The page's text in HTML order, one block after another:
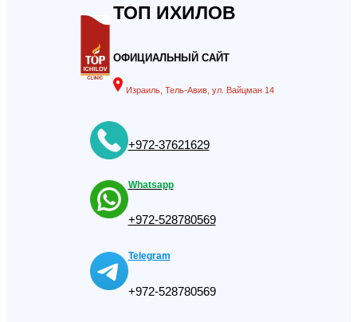
ТОП ИХИЛОВ
ОФИЦИАЛЬНЫЙ САЙТ
Израиль, Тель-Авив, ул. Вайцман 14
+972-37621629
Whatsapp
+972-528780569
Telegram
+972-528780569